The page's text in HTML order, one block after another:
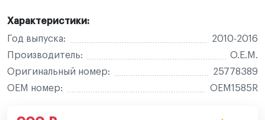
Характеристики:
Год выпуска:
2010-2016
Производитель:
O.E.M.
Оригинальный номер:
25778389
OEM номер:
OEM1585R